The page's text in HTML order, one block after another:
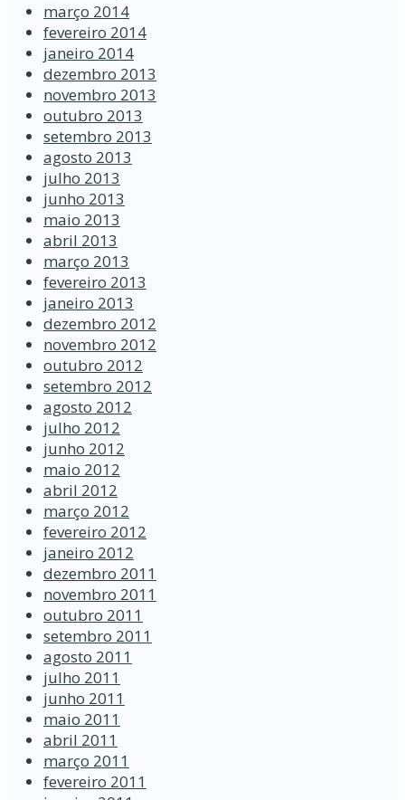
março 2014
fevereiro 2014
janeiro 2014
dezembro 2013
novembro 2013
outubro 2013
setembro 2013
agosto 2013
julho 2013
junho 2013
maio 2013
abril 2013
março 2013
fevereiro 2013
janeiro 2013
dezembro 2012
novembro 2012
outubro 2012
setembro 2012
agosto 2012
julho 2012
junho 2012
maio 2012
abril 2012
março 2012
fevereiro 2012
janeiro 2012
dezembro 2011
novembro 2011
outubro 2011
setembro 2011
agosto 2011
julho 2011
junho 2011
maio 2011
abril 2011
março 2011
fevereiro 2011